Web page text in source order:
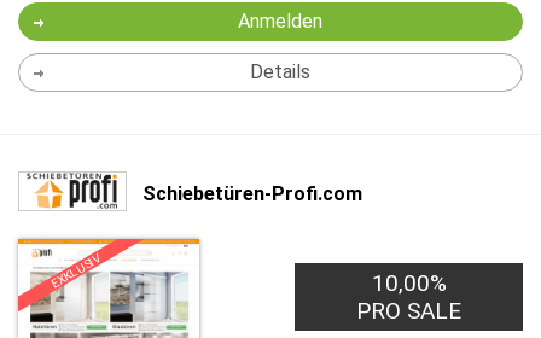
Anmelden
Details
Schiebetüren-Profi.com
EXKLUSIV
10,00%
PRO SALE